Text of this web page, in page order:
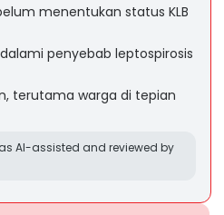
menentukan status KLB
penyebab leptospirosis
terutama warga di tepian
AI-assisted and reviewed by